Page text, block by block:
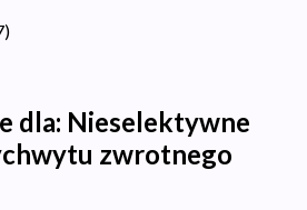
)
dla: Nieselektywne
zwrotnego